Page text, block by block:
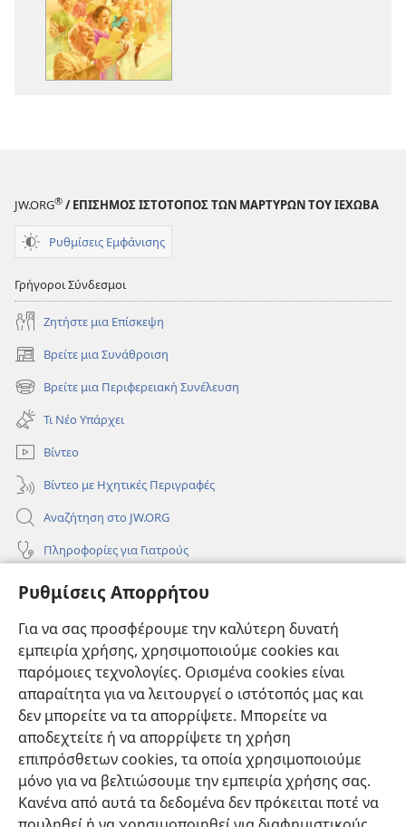
Ρυθμίσεις Απορρήτου
Για να σας προσφέρουμε την καλύτερη δυνατή
εμπειρία χρήσης, χρησιμοποιούμε cookies και
παρόμοιες τεχνολογίες. Ορισμένα cookies είναι
απαραίτητα για να λειτουργεί ο ιστότοπός μας και
δεν μπορείτε να τα απορρίψετε. Μπορείτε να
αποδεχτείτε ή να απορρίψετε τη χρήση
επιπρόσθετων cookies, τα οποία χρησιμοποιούμε
μόνο για να βελτιώσουμε την εμπειρία χρήσης σας.
Κανένα από αυτά τα δεδομένα δεν πρόκειται ποτέ να
JW.ORG® / ΕΠΙΣΗΜΟΣ ΙΣΤΟΤΟΠΟΣ ΤΩΝ ΜΑΡΤΥΡΩΝ ΤΟΥ ΙΕΧΩΒΑ
Ρυθμίσεις Εμφάνισης
Γρήγοροι Σύνδεσμοι
Ζητήστε μια Επίσκεψη
Βρείτε μια Συνάθροιση
(ανοίγει
νέο
παράθυρο)
Βρείτε μια Περιφερειακή Συνέλευση
(ανοίγει
νέο
παράθυρο)
Τι Νέο Υπάρχει
Βίντεο
Βίντεο με Ηχητικές Περιγραφές
Αναζήτηση στο JW.ORG
Πληροφορίες για Γιατρούς
Πληροφορίες για Επίσημους Φορείς και ΜΜΕ
Συνεισφορές
(ανοίγει
παράθυρο)ΔΙΑΔΙΚΤΥΑΚΗ ΒΙΒΛΙΟΘΗΚΗ της Σκοπιάς™
(ανοίγει
νέο
παράθυρο)
JW Hub ®
(ανοίγει
νέο
παράθυρο)JW Library®